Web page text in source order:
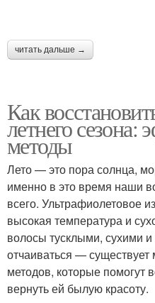
читать дальше →
Как
летнего сезона:
методы
Лето — это пора солнца,
именно в это время наши
всего. Ультрафиолетовое
высокая температура и
волосы тусклыми, сухими
отчаиваться —
методов, которые помогут
вернуть ей былую красоту.